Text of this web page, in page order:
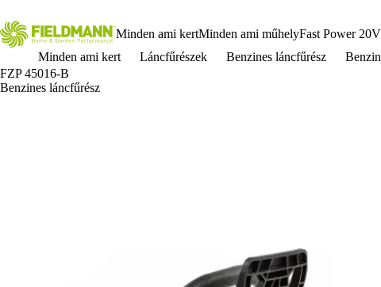
Minden ami kertMinden ami műhelyFast Power
Minden ami kert
Láncfűrészek Benzines láncfűrész
FZP 45016-B
Benzines láncfűrész